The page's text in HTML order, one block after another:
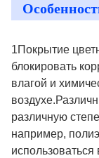
1Покрытие
блокировать
влагой и
различную
например,